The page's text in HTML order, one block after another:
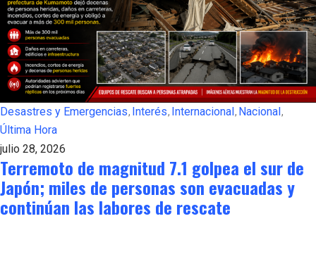
Desastres y Emergencias Interés Internacional Nacional
Última Hora
julio 28, 2026
Terremoto de magnitud 7.1 golpea el sur de
Japón; miles de personas son evacuadas y
continúan las labores de rescate